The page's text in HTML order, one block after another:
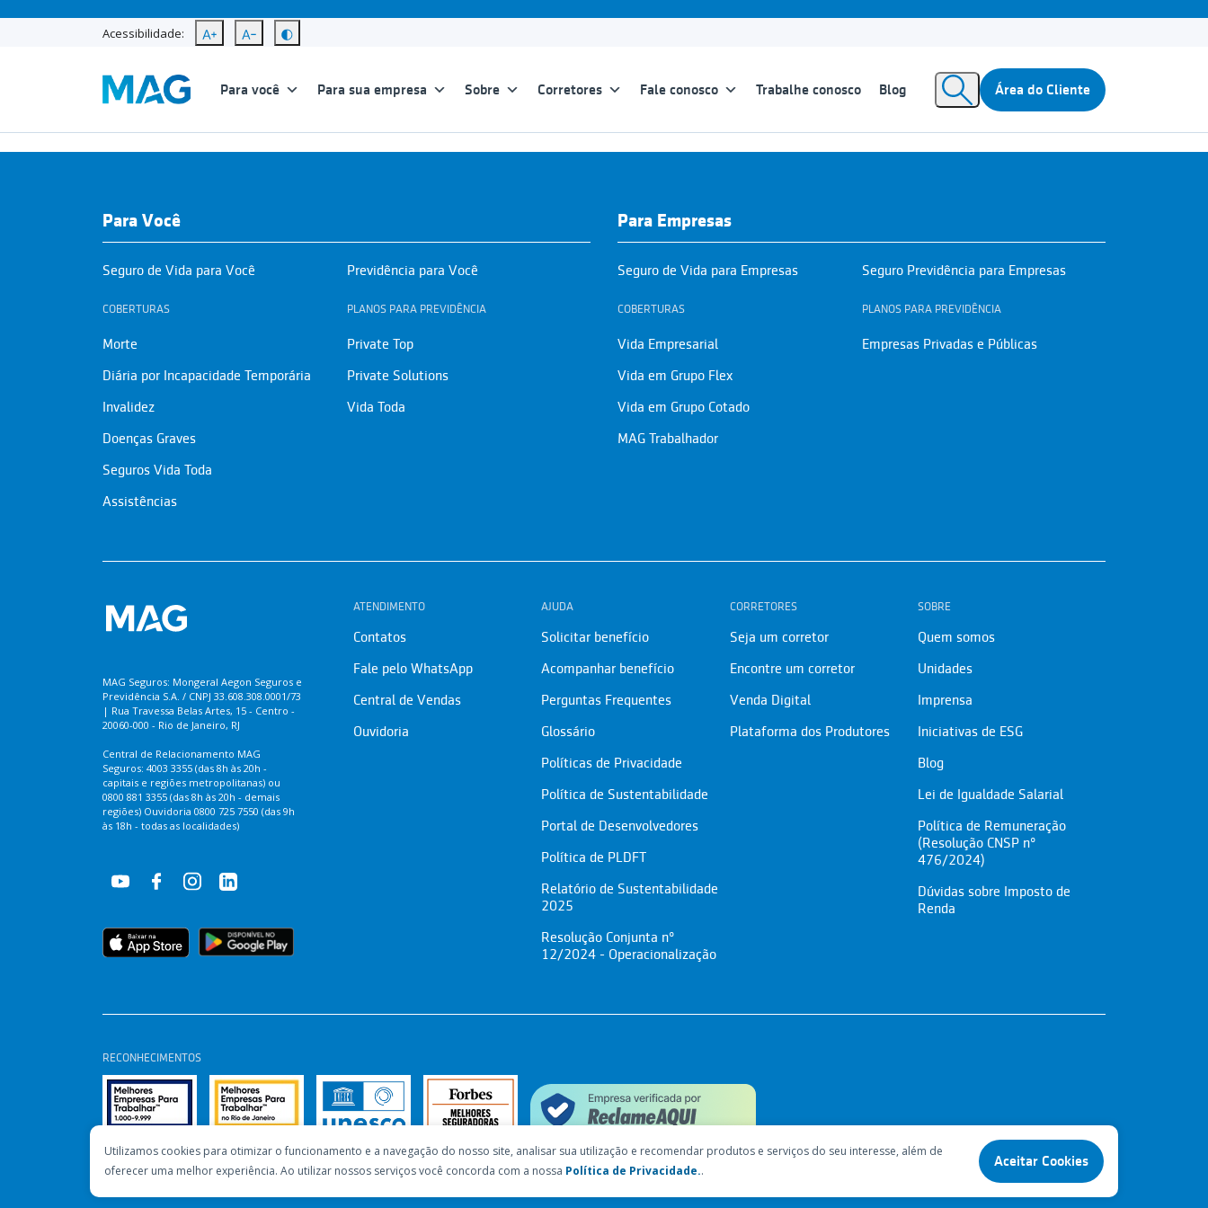
Acessibilidade:
Para você Para sua empresa Sobre Corretores Fale conosco Trabalhe conosco Blog Área do Cliente
Para Você
Seguro de Vida para Você
COBERTURAS
Morte
Diária por Incapacidade Temporária
Invalidez
Doenças Graves
Seguros Vida Toda
Assistências
Previdência para Você
PLANOS PARA PREVIDÊNCIA
Private Top
Private Solutions
Vida Toda
Para Empresas
Seguro de Vida para Empresas
COBERTURAS
Vida Empresarial
Vida em Grupo Flex
Vida em Grupo Cotado
MAG Trabalhador
Seguro Previdência para Empresas
PLANOS PARA PREVIDÊNCIA
Empresas Privadas e Públicas
MAG Seguros: Mongeral Aegon Seguros e
Previdência S.A. / CNPJ 33.608.308.0001/73
| Rua Travessa Belas Artes, 15 - Centro -
20060-000 - Rio de Janeiro, RJ
Central de Relacionamento MAG
Seguros: 4003 3355 (das 8h às 20h -
capitais e regiões metropolitanas) ou
0800 881 3355 (das 8h às 20h - demais
regiões) Ouvidoria 0800 725 7550 (das 9h
às 18h - todas as localidades)
ATENDIMENTO
Contatos
Fale pelo WhatsApp
Central de Vendas
Ouvidoria
AJUDA
Solicitar benefício
Acompanhar benefício
Perguntas Frequentes
Glossário
Políticas de Privacidade
Política de Sustentabilidade
Portal de Desenvolvedores
Política de PLDFT
Relatório de Sustentabilidade
2025
Resolução Conjunta nº
12/2024 - Operacionalização
CORRETORES
Seja um corretor
Encontre um corretor
Venda Digital
Plataforma dos Produtores
SOBRE
Quem somos
Unidades
Imprensa
Iniciativas de ESG
Blog
Lei de Igualdade Salarial
Política de Remuneração
(Resolução CNSP nº
476/2024)
Dúvidas sobre Imposto de
Renda
RECONHECIMENTOS
Utilizamos cookies para otimizar o funcionamento e a navegação do nosso site, analisar sua utilização e recomendar produtos e serviços do seu interesse, além de
oferecer uma melhor experiência. Ao utilizar nossos serviços você concorda com a nossa Política de Privacidade..
Aceitar Cookies